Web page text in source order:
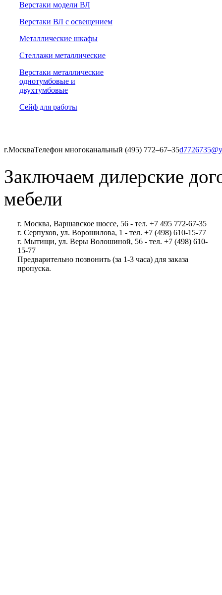
Верстаки модели ВЛ
Верстаки ВЛ с освещением
Металлические шкафы
Стеллажи металлические
Верстаки металлические
однотумбовые и
двухтумбовые
Сейф для работы
г.МоскваТелефон многоканальный (495) 772‒67‒35
Заключаем дилерские
мебели
г. Москва, Варшавское шоссе, 56 - тел. +7 495 772-67-35
г. Серпухов, ул. Ворошилова, 1 - тел. +7 (498) 610-15-77
г. Мытищи, ул. Веры Волошиной, 56 - тел. +7 (498) 610-
15-77
Предварительно позвонить (за 1-3 часа) для заказа
пропуска.